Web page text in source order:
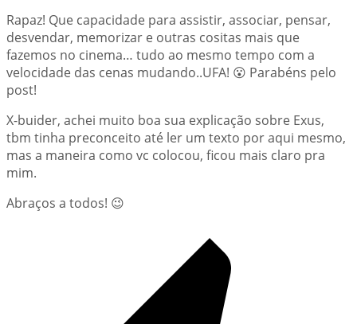
Rapaz! Que capacidade para assistir, associar, pensar,
desvendar, memorizar e outras cositas mais que
fazemos no cinema… tudo ao mesmo tempo com a
velocidade das cenas mudando..UFA! 😮 Parabéns pelo
post!
X-buider, achei muito boa sua explicação sobre Exus,
tbm tinha preconceito até ler um texto por aqui mesmo,
mas a maneira como vc colocou, ficou mais claro pra
mim.
Abraços a todos! 😉